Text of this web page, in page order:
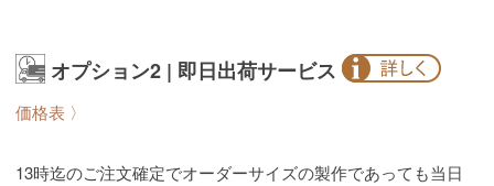
オプション2 | 即日出荷サービス
価格表 〉
13時迄のご注文確定でオーダーサイズの製作であっても当日